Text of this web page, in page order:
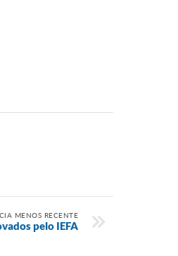
MENOS RECENTE
pelo IEFA